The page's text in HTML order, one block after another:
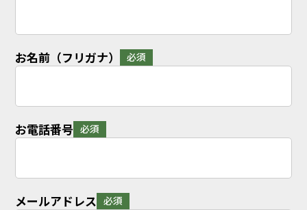
お名前（フリガナ） 必須
お電話番号 必須
メールアドレス 必須